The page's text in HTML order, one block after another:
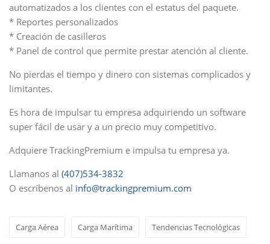
automatizados a los clientes con el estatus del paquete.
* Reportes personalizados
* Creación de casilleros
* Panel de control que permite prestar atención al cliente.
No pierdas el tiempo y dinero con sistemas complicados y
limitantes.
Es hora de impulsar tu empresa adquiriendo un software
super fácil de usar y a un precio muy competitivo.
Adquiere TrackingPremium e impulsa tu empresa ya.
Llamanos al (407)534-3832
O escríbenos al info@trackingpremium.com
Carga Aérea Carga Marítima Tendencias Tecnológicas